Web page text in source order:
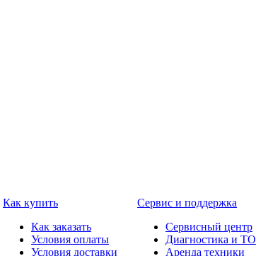
Как купить
Как заказать
Условия оплаты
Условия доставки
Сервис и поддержка
Сервисный центр
Диагностика и ТО
Аренда техники